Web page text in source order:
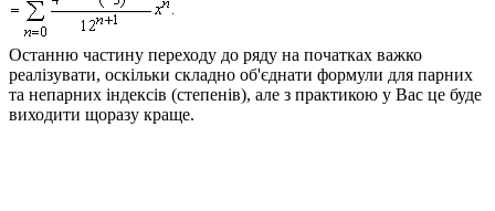
Останню частину переходу до ряду на початках важко
реалізувати, оскільки складно об'єднати формули для парних
та непарних індексів (степенів), але з практикою у Вас це буде
виходити щоразу краще.